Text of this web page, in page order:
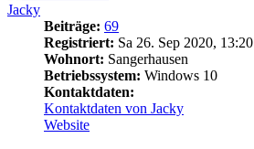
Jacky
Beiträge: 69
Registriert: Sa 26. Sep 2020, 13:20
Wohnort: Sangerhausen
Betriebssystem: Windows 10
Kontaktdaten:
Kontaktdaten von Jacky
Website